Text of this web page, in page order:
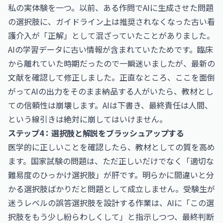
私の実体験を一つ。以前、ある作問でAIに生成させた問題
の選択肢に、ガイドライン上は推奨されなくなった古い看
護介入が「正解」として混ざっていたことがありました。
AIの学習データに古い情報が含まれていたためです。臨床
から離れていた時期だったので一瞬迷いましたが、最新の
文献を確認して修正しました。正直なところ、ここを面倒
がってAIの出力をそのまま納品する人がいたら、教材とし
ての信頼性は崩壊します。AIは下書き、最終責任は人間、
という線引きは絶対に崩してはいけません。
ステップ4：選択肢と解説をブラッシュアップする
医学的に正しいことを確認したら、教材としての質を高め
ます。国家試験の問題は、ただ正しいだけでなく「適切な
難易度のひっかけ選択肢」が肝です。明らかに間違いと分
かる選択肢ばかりだと問題として成立しません。受験生が
迷うレベルの誤答選択肢を設計する作業は、AIに「この選
択肢をもう少し紛らわしくして」と指示しつつ、最終判断